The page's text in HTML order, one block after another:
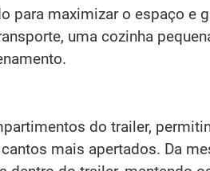
para maximizar o espaço e
uma cozinha
do trailer,
mais apertados. Da